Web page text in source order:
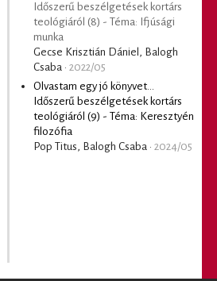
Időszerű beszélgetések kortárs
teológiáról (8) - Téma: Ifjúsági
munka
Gecse Krisztián Dániel, Balogh
Csaba · 2022/05
Olvastam egy jó könyvet...
Időszerű beszélgetések kortárs
teológiáról (9) - Téma: Keresztyén
filozófia
Pop Titus, Balogh Csaba · 2024/05